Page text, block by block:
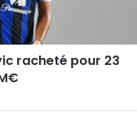
racheté pour 23